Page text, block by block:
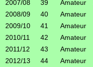
2007/08
39 Amateur
2008/09
40 Amateur
2009/10
41 Amateur
2010/11
42 Amateur
2011/12
43 Amateur
2012/13
44 Amateur